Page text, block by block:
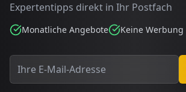
Expertentipps direkt in Ihr Postfach
Monatliche Angebote Keine Werbung